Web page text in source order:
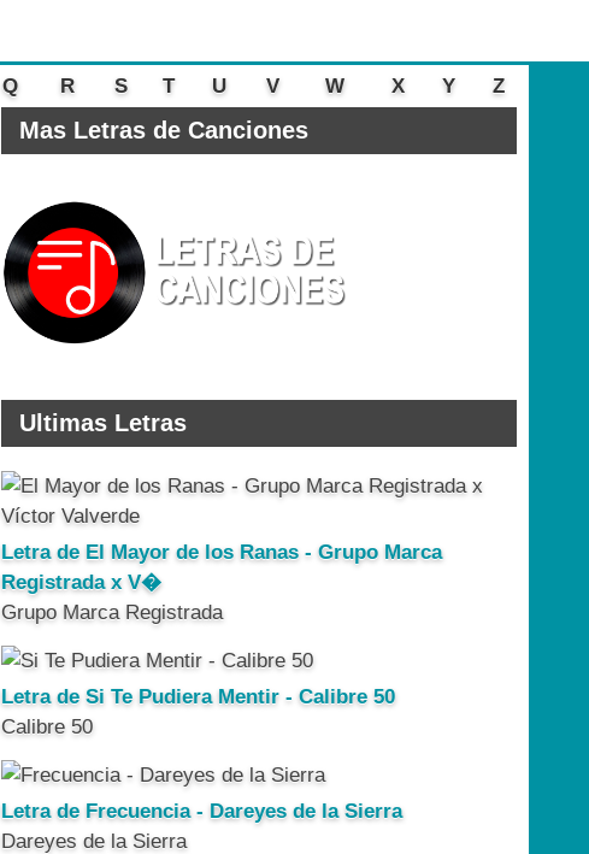
Q R S T U V W X Y
Z
Mas Letras de Canciones
Ultimas Letras
Letra de El Mayor de los Ranas - Grupo Marca
Registrada x V�
Grupo Marca Registrada
Letra de Si Te Pudiera Mentir - Calibre 50
Calibre 50
Letra de Frecuencia - Dareyes de la Sierra
Dareyes de la Sierra